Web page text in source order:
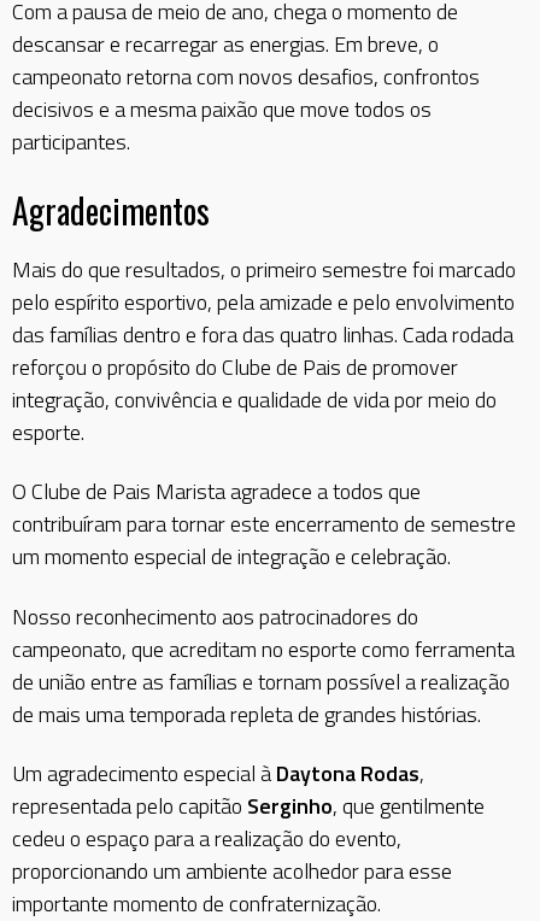
Com a pausa de meio de ano, chega o momento de
descansar e recarregar as energias. Em breve, o
campeonato retorna com novos desafios, confrontos
decisivos e a mesma paixão que move todos os
participantes.
Agradecimentos
Mais do que resultados, o primeiro semestre foi marcado
pelo espírito esportivo, pela amizade e pelo envolvimento
das famílias dentro e fora das quatro linhas. Cada rodada
reforçou o propósito do Clube de Pais de promover
integração, convivência e qualidade de vida por meio do
esporte.
O Clube de Pais Marista agradece a todos que
contribuíram para tornar este encerramento de semestre
um momento especial de integração e celebração.
Nosso reconhecimento aos patrocinadores do
campeonato, que acreditam no esporte como ferramenta
de união entre as famílias e tornam possível a realização
de mais uma temporada repleta de grandes histórias.
Um agradecimento especial àDaytona Rodas,
representada pelo capitão Serginho, que gentilmente
cedeu o espaço para a realização do evento,
proporcionando um ambiente acolhedor para esse
importante momento de confraternização.